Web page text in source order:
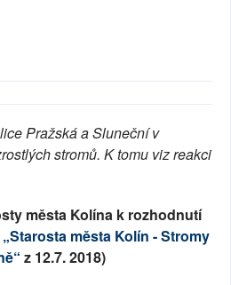
Pražská a Sluneční v
stromů. K tomu viz reakci
města Kolína k rozhodnutí
„Starosta města Kolín - Stromy
z 12.7. 2018)